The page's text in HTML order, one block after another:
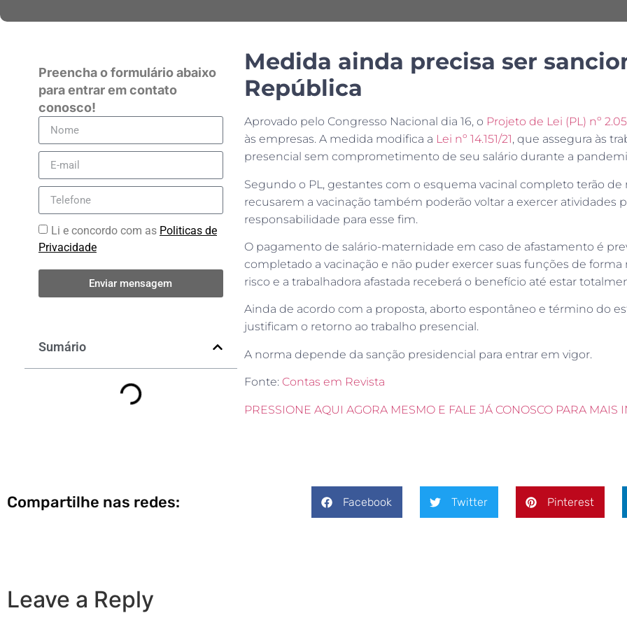
Preencha o formulário abaixo
para entrar em contato
conosco!
Li e concordo com as Politicas de
Privacidade
Enviar mensagem
Sumário
Medida ainda precisa ser
República
Aprovado pelo Congresso Nacional dia 16, o Projeto de Lei (PL) nº
às empresas. A medida modifica a Lei nº 14.151/21, que assegura às
presencial sem comprometimento de seu salário durante a
Segundo o PL, gestantes com o esquema vacinal completo terão
recusarem a vacinação também poderão voltar a exercer atividades
responsabilidade para esse fim.
O pagamento de salário-maternidade em caso de afastamento é
completado a vacinação e não puder exercer suas funções de forma
risco e a trabalhadora afastada receberá o benefício até estar
Ainda de acordo com a proposta, aborto espontâneo e término do
justificam o retorno ao trabalho presencial.
A norma depende da sanção presidencial para entrar em vigor.
Fonte: Contas em Revista
PRESSIONE AQUI AGORA MESMO E FALE JÁ CONOSCO PARA MAIS
Compartilhe nas redes: Facebook Twitter Pinterest
Leave a Reply